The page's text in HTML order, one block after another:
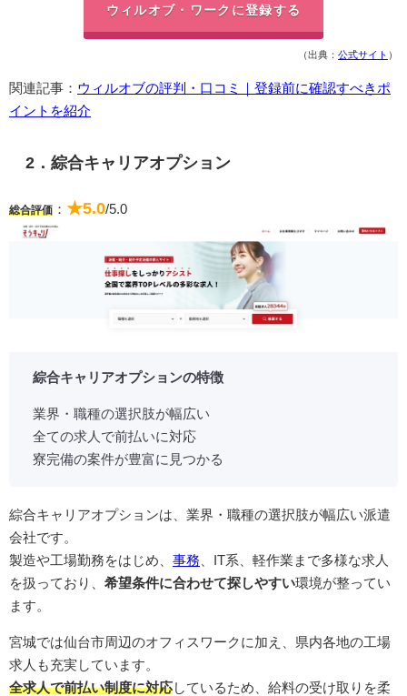
ウィルオブ・ワークに登録する
（出典： 公式サイト ）
関連記事： ウィルオブの評判・口コミ｜登録前に確認すべきポ
イントを紹介
2．綜合キャリアオプション
総合評価 ： ★5.0/5.0
綜合キャリアオプションの特徴
業界・職種の選択肢が幅広い
全ての求人で前払いに対応
寮完備の案件が豊富に見つかる
綜合キャリアオプションは、業界・職種の選択肢が幅広い派遣
会社です。
製造や工場勤務をはじめ、 事務 、IT系、軽作業まで多様な求人
を扱っており、 希望条件に合わせて探しやすい環境が整ってい
ます。
宮城では仙台市周辺のオフィスワークに加え、県内各地の工場
求人も充実しています。
全求人で前払い制度に対応 しているため、給料の受け取りを柔